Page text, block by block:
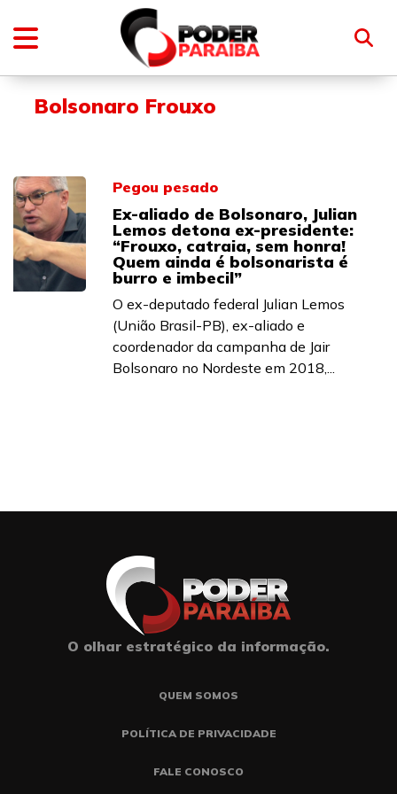
Bolsonaro Frouxo
Pegou pesado
Ex-aliado de Bolsonaro, Julian
Lemos detona ex-presidente:
“Frouxo, catraia, sem honra!
Quem ainda é bolsonarista é
burro e imbecil”
O ex-deputado federal Julian Lemos
(União Brasil-PB), ex-aliado e
coordenador da campanha de Jair
Bolsonaro no Nordeste em 2018,...
O olhar estratégico da informação.
QUEM SOMOS
POLÍTICA DE PRIVACIDADE
FALE CONOSCO